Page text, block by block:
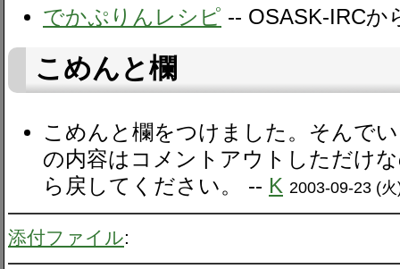
でかぷりんレシピ -- OSASK-IRCか
こめんと欄
こめんと欄をつけました。そんで
の内容はコメントアウトしただけ
ら戻してください。 -- K 2003-09-23 (
添付ファイル: